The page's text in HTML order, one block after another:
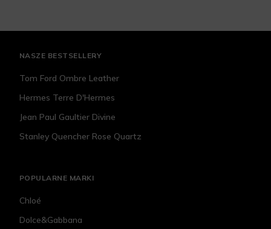
NASZE BESTSELLERY
Tom Ford Ombre Leather
Hermes Terre D'Hermes
Jean Paul Gaultier Divine
Stanley Quencher Rose Quartz
POPULARNE MARKI
Chloé
Dolce&Gabbana